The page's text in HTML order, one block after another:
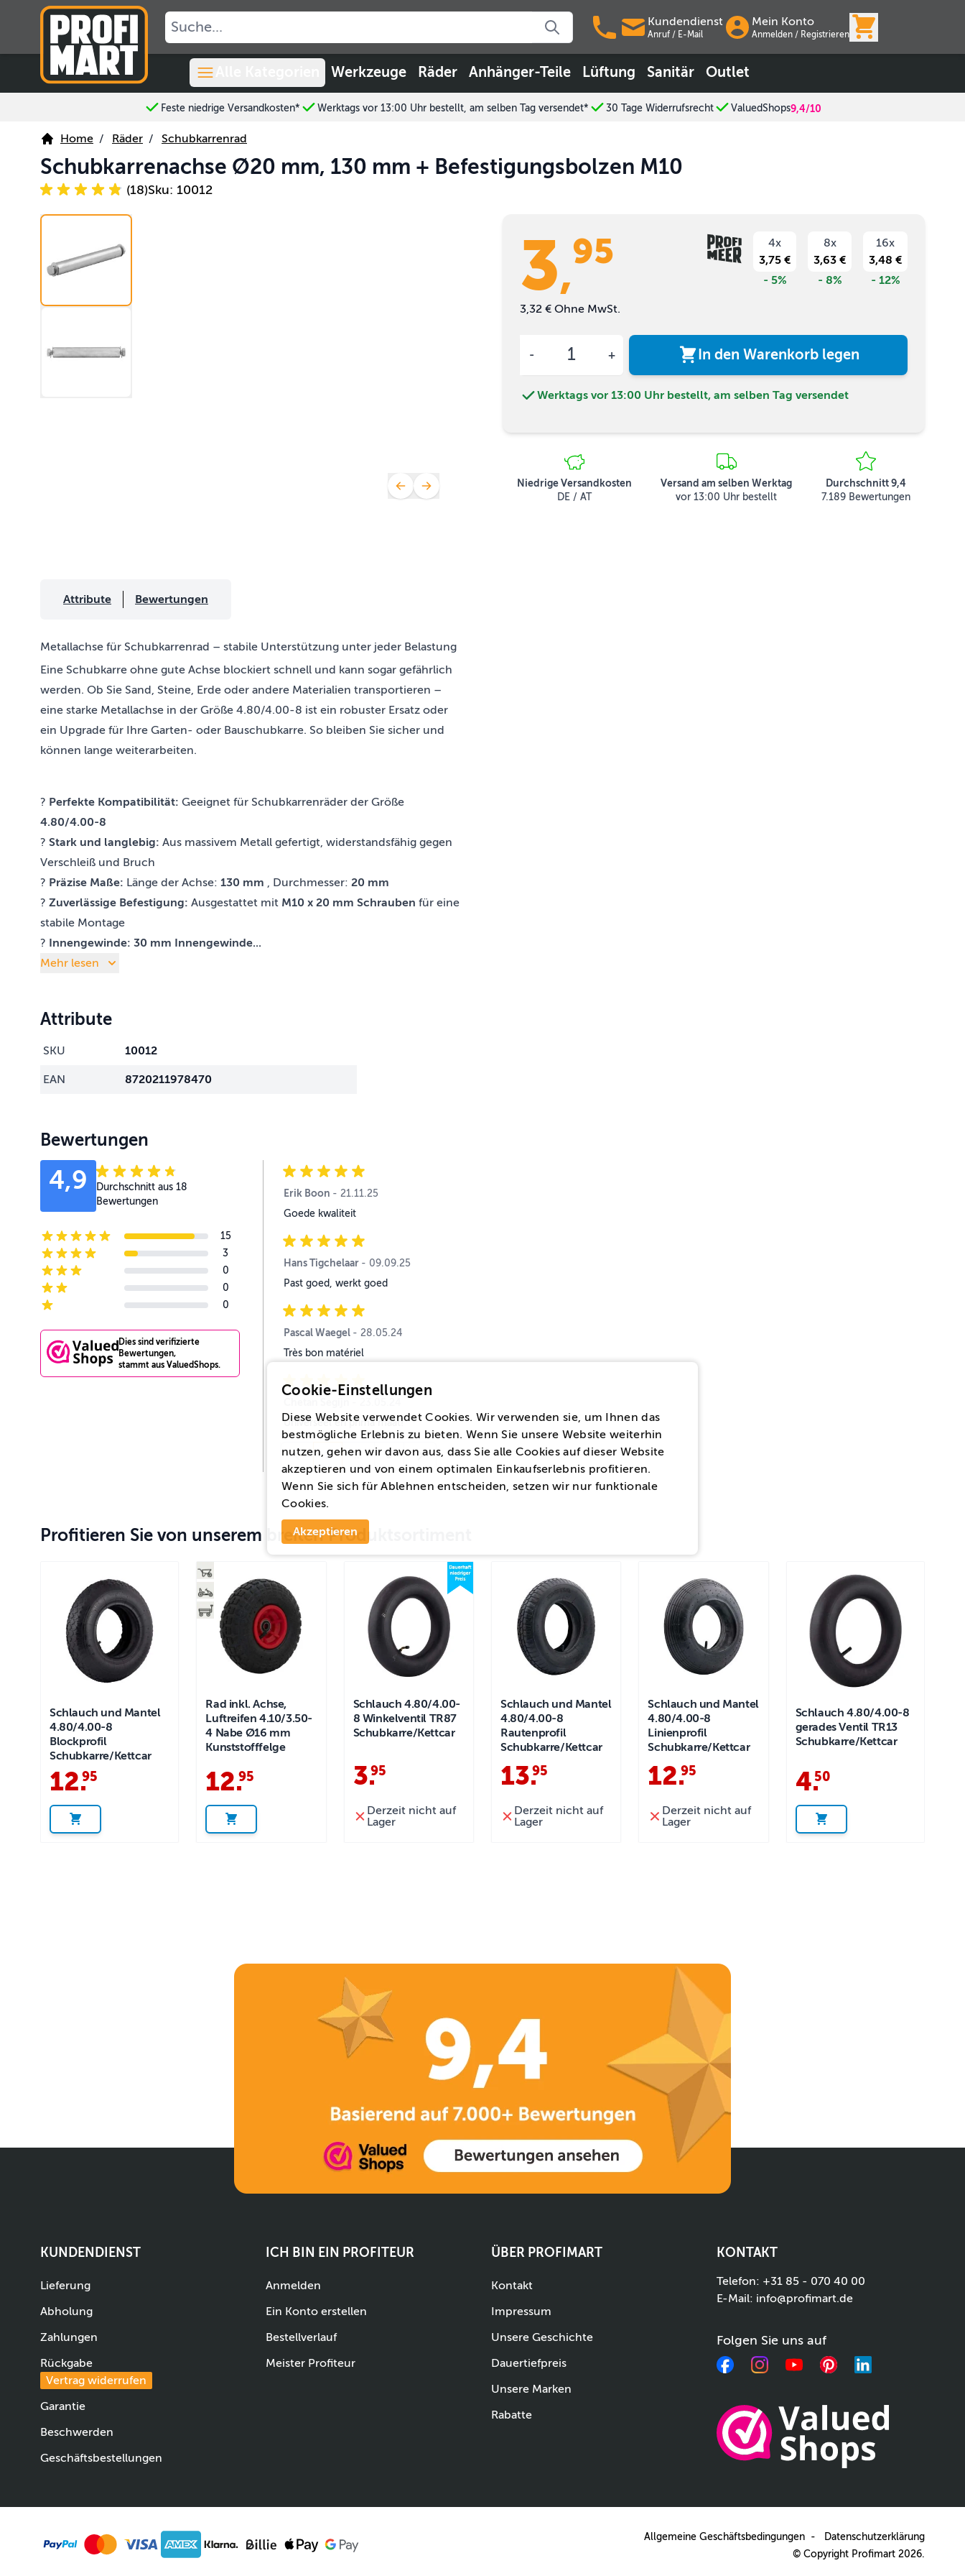
Skip to Content
Kundendienst
Anruf / E-Mail
Mein Konto
Anmelden / Registrieren
Werkzeuge Räder Anhänger-Teile Lüftung Sanitär Outlet
Feste niedrige Versandkosten* Werktags vor 13:00 Uhr bestellt, am selben Tag versendet* 30 Tage Widerrufsrecht ValuedShops9,4/10
Home / Räder / Schubkarrenrad
Schubkarrenachse Ø20 mm, 130 mm + Befestigungsbolzen M10
(18)Sku: 10012
3,
95
3,32 € Ohne MwSt.
4x
3,75 €
- 5%
8x
3,63 €
- 8%
16x
3,48 €
- 12%
In den Warenkorb legen
Werktags vor 13:00 Uhr bestellt, am selben Tag versendet
Niedrige Versandkosten
DE / AT
Versand am selben Werktag
vor 13:00 Uhr bestellt
Durchschnitt 9,4
7.189 Bewertungen
Attribute Bewertungen
Metallachse für Schubkarrenrad – stabile Unterstützung unter jeder Belastung
Eine Schubkarre ohne gute Achse blockiert schnell und kann sogar gefährlich
werden. Ob Sie Sand, Steine, Erde oder andere Materialien transportieren –
eine starke Metallachse in der Größe 4.80/4.00-8 ist ein robuster Ersatz oder
ein Upgrade für Ihre Garten- oder Bauschubkarre. So bleiben Sie sicher und
können lange weiterarbeiten.
? Perfekte Kompatibilität: Geeignet für Schubkarrenräder der Größe
4.80/4.00-8
? Stark und langlebig: Aus massivem Metall gefertigt, widerstandsfähig gegen
Verschleiß und Bruch
? Präzise Maße: Länge der Achse: 130 mm , Durchmesser: 20 mm
? Zuverlässige Befestigung: Ausgestattet mit M10 x 20 mm Schrauben für eine
stabile Montage
?
Innengewinde: 30 mm Innengewinde...
Mehr lesen
Attribute
SKU 10012
EAN 8720211978470
Bewertungen
4,9
Durchschnitt aus 18
Bewertungen
5-star reviews
15
4-star reviews
3
3-star reviews
0
2-star reviews
0
1-star reviews
0
Dies sind verifizierte
Bewertungen,
stammt aus ValuedShops.
Erik Boon - 21. November 2025
21.11.25
Goede kwaliteit
Hans Tigchelaar - 9. September 2025
09.09.25
Past goed, werkt goed
Pascal Waegel - 28. Mai 2024
28.05.24
Très bon matériel
Universeel en prima maat!
1 ... 5
Profitieren Sie von unserem breiten Produktsortiment
Schlauch und Mantel
4.80/4.00-8
Blockprofil
Schubkarre/Kettcar
12.
95
Rad inkl. Achse,
Luftreifen 4.10/3.50-
4 Nabe Ø16 mm
Kunststofffelge
12.
95
Schlauch 4.80/4.00-
8 Winkelventil TR87
Schubkarre/Kettcar
3.
95
Derzeit nicht auf
Lager
Schlauch und Mantel
4.80/4.00-8
Rautenprofil
Schubkarre/Kettcar
13.
95
Derzeit nicht auf
Lager
Schlauch und Mantel
4.80/4.00-8
Linienprofil
Schubkarre/Kettcar
12.
95
Derzeit nicht auf
Lager
Schlauch 4.80/4.00-8
gerades Ventil TR13
Schubkarre/Kettcar
4.
50
KUNDENDIENST
Lieferung
Abholung
Zahlungen
Rückgabe
Vertrag widerrufen
Garantie
Beschwerden
Geschäftsbestellungen
ICH BIN EIN PROFITEUR
Anmelden
Ein Konto erstellen
Bestellverlauf
Meister Profiteur
ÜBER PROFIMART
Kontakt
Impressum
Unsere Geschichte
Dauertiefpreis
Unsere Marken
Rabatte
KONTAKT
Telefon: +31 85 - 070 40 00
E-Mail: info@profimart.de
Folgen Sie uns auf
FacebookInstagramYouTubePinterestLinkedIn
Allgemeine Geschäftsbedingungen
Datenschutzerklärung
© Copyright Profimart 2026.
Cookie-Einstellungen
Diese Website verwendet Cookies. Wir verwenden sie, um Ihnen das
bestmögliche Erlebnis zu bieten. Wenn Sie unsere Website weiterhin
nutzen, gehen wir davon aus, dass Sie alle Cookies auf dieser Website
akzeptieren und von einem optimalen Einkaufserlebnis profitieren.
Wenn Sie sich fürAblehnen entscheiden, setzen wir nur funktionale
Cookies.
Akzeptieren